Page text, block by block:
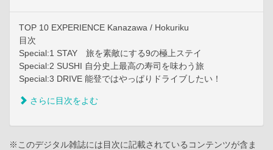
TOP 10 EXPERIENCE Kanazawa / Hokuriku
目次
Special:1 STAY 旅を素敵にする9の極上ステイ
Special:2 SUSHI 自分史上最高の寿司を味わう旅
Special:3 DRIVE 能登ではやっぱりドライブしたい！
さらに目次をよむ
※このデジタル雑誌には目次に記載されているコンテンツが含ま